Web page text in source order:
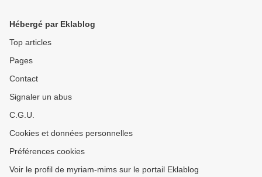
Hébergé par Eklablog
Top articles
Pages
Contact
Signaler un abus
C.G.U.
Cookies et données personnelles
Préférences cookies
Voir le profil de myriam-mims sur le portail Eklablog